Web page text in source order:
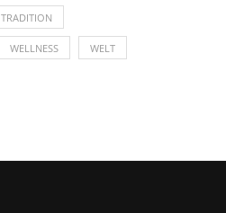
TRADITION
WELLNESS WELT